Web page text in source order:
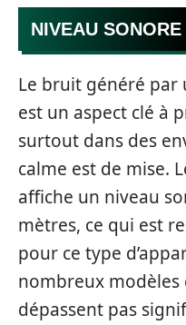
NIVEAU SONORE
Le bruit généré
est un aspect clé à
surtout dans des
calme est de mise.
affiche un niveau
mètres, ce qui est
pour ce type
nombreux modèles
dépassent pas